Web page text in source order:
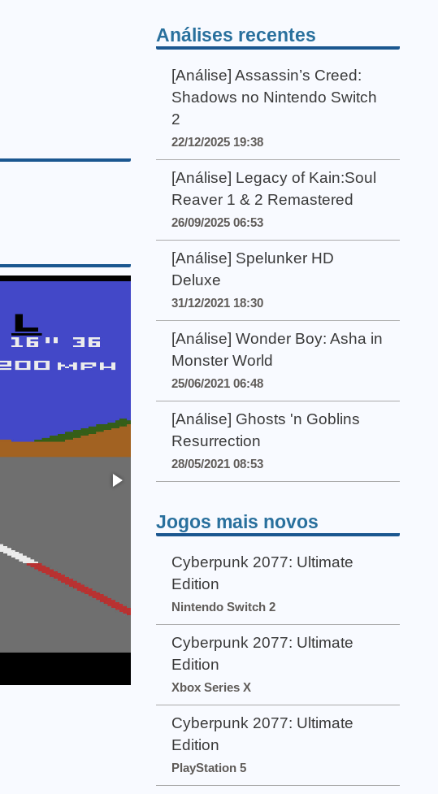
Análises recentes
[Análise] Assassin’s Creed:
Shadows no Nintendo Switch
2
22/12/2025 19:38
[Análise] Legacy of Kain:Soul
Reaver 1 & 2 Remastered
26/09/2025 06:53
[Análise] Spelunker HD
Deluxe
31/12/2021 18:30
[Análise] Wonder Boy: Asha in
Monster World
25/06/2021 06:48
[Análise] Ghosts 'n Goblins
Resurrection
28/05/2021 08:53
Jogos mais novos
Cyberpunk 2077: Ultimate
Edition
Nintendo Switch 2
Cyberpunk 2077: Ultimate
Edition
Xbox Series X
Cyberpunk 2077: Ultimate
Edition
PlayStation 5